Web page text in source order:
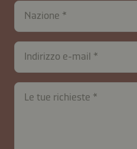
contactIT-
B2B-
26591-
rYBO1y
Nazione
Indirizzo e-mail
Le tue richieste